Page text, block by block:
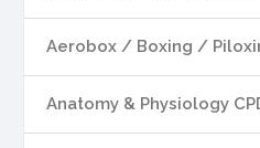
Aerobox / Boxing /
Anatomy & Physiology